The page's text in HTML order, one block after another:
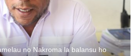
no Nakroma la balansu ho